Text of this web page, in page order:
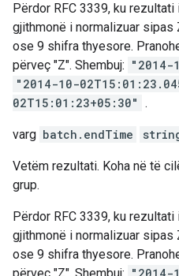
Përdor RFC 3339, ku
gjithmonë i normalizuar sipas
ose 9 shifra thyesore.
përveç "Z". Shembuj: "2014-
"2014-10-
02T15:01:23+05:30" .
varg batch.endTime
Vetëm rezultati. Koha në të
grup.
Përdor RFC 3339, ku
gjithmonë i normalizuar sipas
ose 9 shifra thyesore.